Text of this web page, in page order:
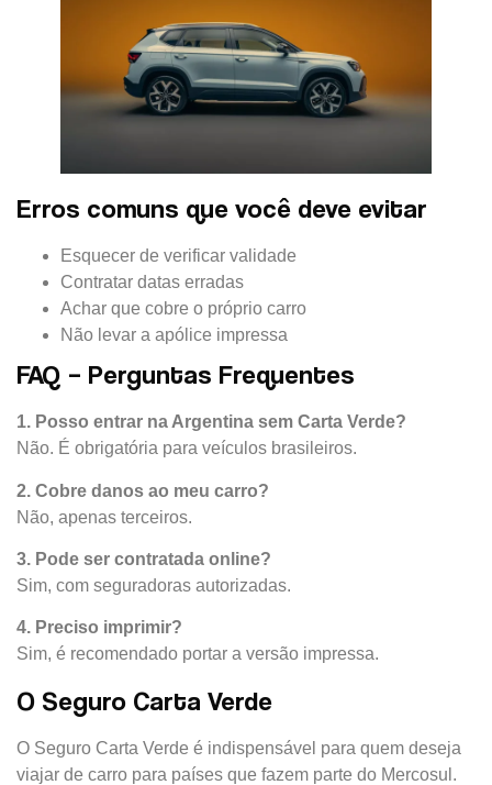
Erros comuns que você deve evitar
Esquecer de verificar validade
Contratar datas erradas
Achar que cobre o próprio carro
Não levar a apólice impressa
FAQ – Perguntas Frequentes
1. Posso entrar na Argentina sem Carta Verde?
Não. É obrigatória para veículos brasileiros.
2. Cobre danos ao meu carro?
Não, apenas terceiros.
3. Pode ser contratada online?
Sim, com seguradoras autorizadas.
4. Preciso imprimir?
Sim, é recomendado portar a versão impressa.
O Seguro Carta Verde
O Seguro Carta Verde é indispensável para quem deseja
viajar de carro para países que fazem parte do Mercosul.